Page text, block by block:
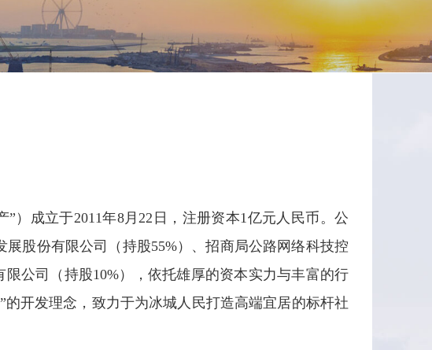
）成立于2011年8月22日，注册资本1亿元人民币。公
股份有限公司（持股55%）、招商局公路网络科技控
公司（持股10%），依托雄厚的资本实力与丰富的行
开发理念，致力于为冰城人民打造高端宜居的标杆社